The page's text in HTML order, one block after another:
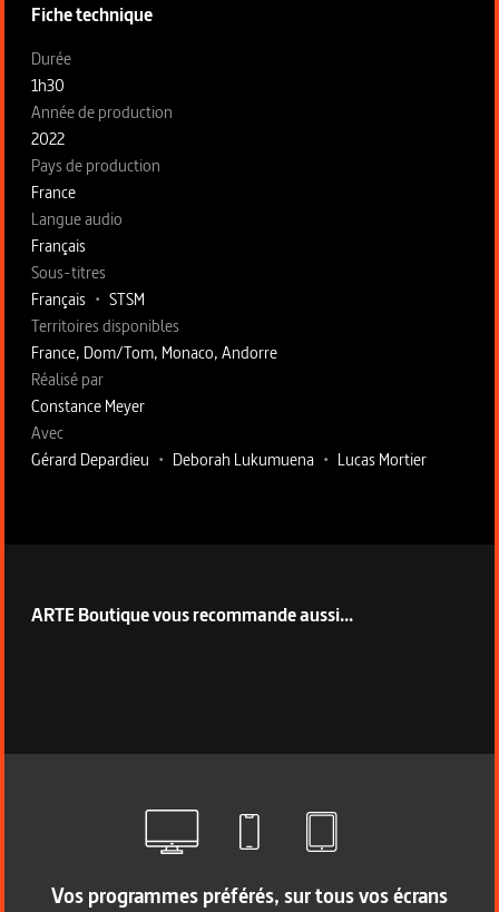
Fiche technique
Fiche technique section gauche
Durée
1h30
Année de production
2022
Pays de production
France
Langue audio
Français
Sous-titres
Français • STSM
Territoires disponibles
France, Dom/Tom, Monaco, Andorre
Fiche technique section droite
Réalisé par
Constance Meyer
Avec
Gérard Depardieu • Deborah Lukumuena • Lucas Mortier
ARTE Boutique vous recommande aussi...
Vos programmes préférés, sur tous vos écrans